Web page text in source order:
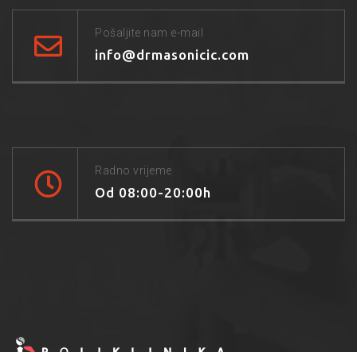
Pošaljite nam e-mail
info@drmasonicic.com
Radno vrijeme
Od 08:00-20:00h